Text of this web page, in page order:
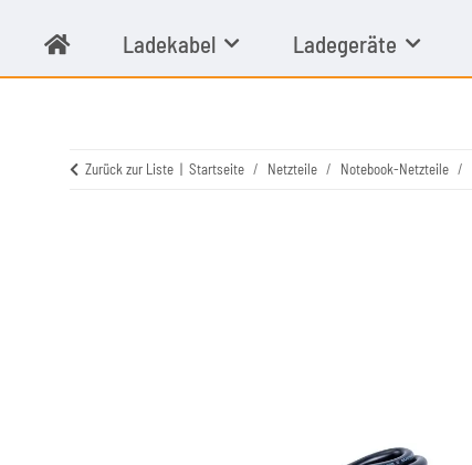
Ladekabel Ladegeräte
Zurück zur Liste Startseite Netzteile Notebook-Netzteile